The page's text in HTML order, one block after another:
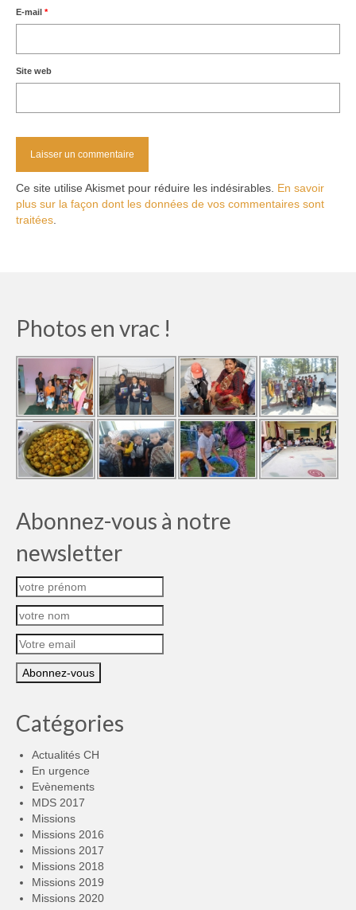
E-mail *
Site web
Ce site utilise Akismet pour réduire les indésirables. En savoir
plus sur la façon dont les données de vos commentaires sont
traitées
Photos en vrac !
Abonnez-vous à notre
newsletter
Catégories
Actualités CH
En urgence
Evènements
MDS 2017
Missions
Missions 2016
Missions 2017
Missions 2018
Missions 2019
Missions 2020